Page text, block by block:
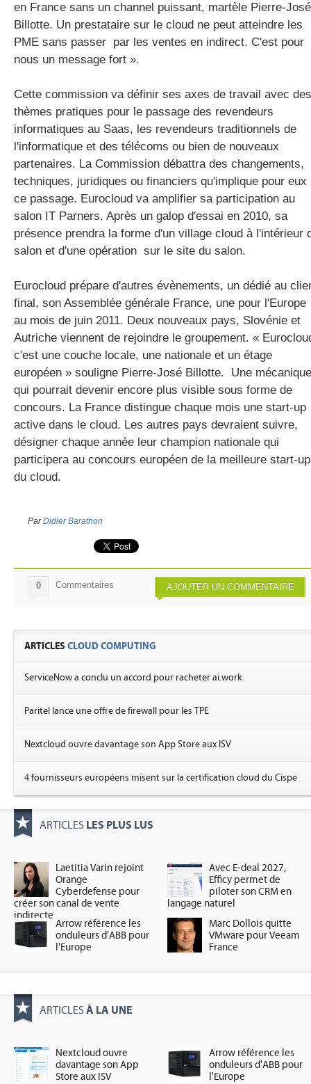
en France sans un channel puissant, martèle Pierre-José
Billotte. Un prestataire sur le cloud ne peut atteindre les
PME sans passer par les ventes en indirect. C'est pour
nous un message fort ».
Cette commission va définir ses axes de travail avec des
thèmes pratiques pour le passage des revendeurs
informatiques au Saas, les revendeurs traditionnels de
l'informatique et des télécoms ou bien de nouveaux
partenaires. La Commission débattra des changements,
techniques, juridiques ou financiers qu'implique pour eux
ce passage. Eurocloud va amplifier sa participation au
salon IT Parners. Après un galop d'essai en 2010, sa
présence prendra la forme d'un village cloud à l'intérieur
salon et d'une opération sur le site du salon.
Eurocloud prépare d'autres évènements, un dédié au
final, son Assemblée générale France, une pour l'Europe
au mois de juin 2011. Deux nouveaux pays, Slovénie et
Autriche viennent de rejoindre le groupement. «
c'est une couche locale, une nationale et un étage
européen » souligne Pierre-José Billotte. Une mécanique
qui pourrait devenir encore plus visible sous forme de
concours. La France distingue chaque mois une start-up
active dans le cloud. Les autres pays devraient suivre,
désigner chaque année leur champion nationale qui
participera au concours européen de la meilleure start-up
du cloud.
ParDidier Barathon
AJOUTER UN COMMENTAIRE
0 Commentaires
ARTICLES CLOUD COMPUTING
ServiceNow a conclu un accord pour racheter ai.work
Paritel lance une offre de firewall pour les TPE
Nextcloud ouvre davantage son App Store aux ISV
4 fournisseurs européens misent sur la certification cloud du Cispe
ARTICLES LES PLUS LUS
Laetitia Varin rejoint
Orange
Cyberdefense pour
créer son canal de vente
indirecte
Avec E-deal 2027,
Efficy permet de
piloter son CRM en
langage naturel
Arrow référence les
onduleurs d'ABB pour
l'Europe
Marc Dollois quitte
VMware pour Veeam
France
ARTICLES À LA UNE
Nextcloud ouvre
davantage son App
Store aux ISV
Arrow référence les
onduleurs d'ABB pour
l'Europe